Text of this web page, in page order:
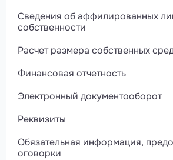
Сведения об аффилированных
собственности
Расчет размера собственных
Финансовая отчетность
Электронный документооборот
Реквизиты
Обязательная информация,
оговорки